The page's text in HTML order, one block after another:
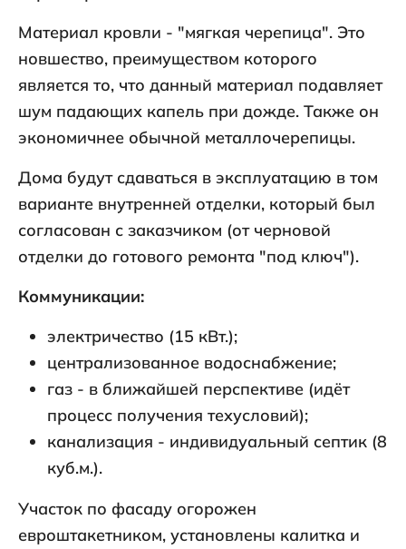
Материал кровли - "мягкая черепица". Это
новшество, преимуществом которого
является то, что данный материал подавляет
шум падающих капель при дожде. Также он
экономичнее обычной металлочерепицы.
Дома будут сдаваться в эксплуатацию в том
варианте внутренней отделки, который был
согласован с заказчиком (от черновой
отделки до готового ремонта "под ключ").
Коммуникации:
электричество (15 кВт.);
централизованное водоснабжение;
газ - в ближайшей перспективе (идёт
процесс получения техусловий);
канализация - индивидуальный септик (8
куб.м.).
Участок по фасаду огорожен
евроштакетником, установлены калитка и